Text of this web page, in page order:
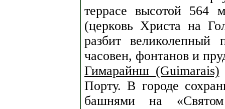
террасе высотой 564
(церковь Христа на
разбит великолепный
часовен, фонтанов и
Гимарайнш (Guimarais)
Порту. В городе
башнями на